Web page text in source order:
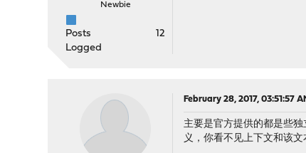
Newbie
Posts
12
Logged
February 28, 2017, 03:51:57
主要是官方提供的都是些
义，你看不见上下文和该